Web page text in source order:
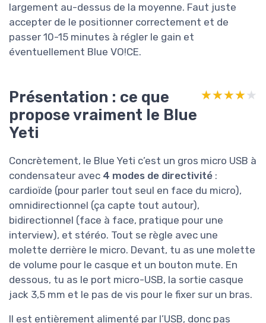
largement au-dessus de la moyenne. Faut juste
accepter de le positionner correctement et de
passer 10-15 minutes à régler le gain et
éventuellement Blue VO!CE.
Présentation : ce que
propose vraiment le Blue
Yeti
★★★★★
★★★★★
Concrètement, le Blue Yeti c’est un gros micro USB à
condensateur avec 4 modes de directivité :
cardioïde (pour parler tout seul en face du micro),
omnidirectionnel (ça capte tout autour),
bidirectionnel (face à face, pratique pour une
interview), et stéréo. Tout se règle avec une
molette derrière le micro. Devant, tu as une molette
de volume pour le casque et un bouton mute. En
dessous, tu as le port micro-USB, la sortie casque
jack 3,5 mm et le pas de vis pour le fixer sur un bras.
Il est entièrement alimenté par l’USB, donc pas